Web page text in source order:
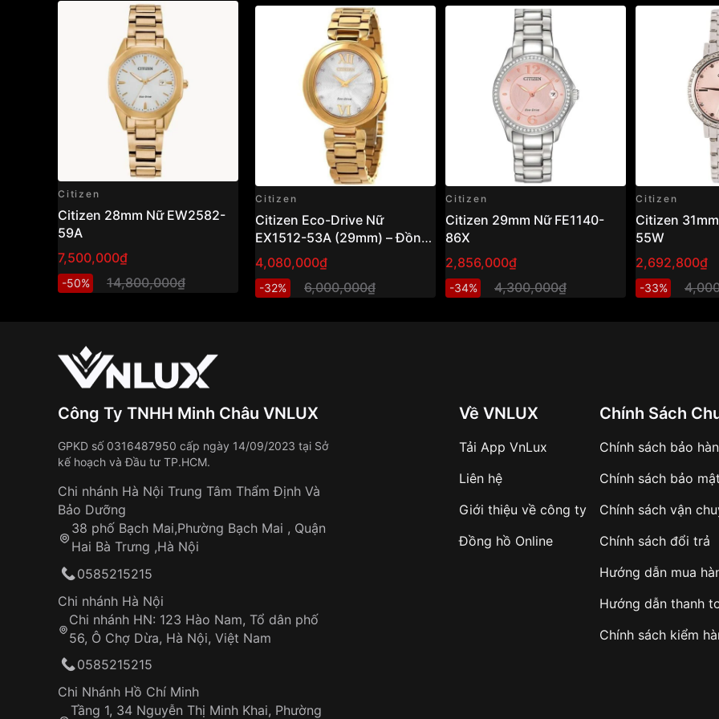
Citizen
Citizen 28mm Nữ EW2582-
59A
7,500,000₫
-50% 14,800,000₫
Citizen
Citizen Eco-Drive Nữ
EX1512-53A (29mm) – Đồng
hồ nữ năng lượng ánh sáng,
thiết kế thanh lịch hiện đại
4,080,000₫
-32% 6,000,000₫
Citizen
Citizen 29mm Nữ FE1140-
86X
2,856,000₫
-34% 4,300,000₫
Citizen
Citizen
55W
2,692,800₫
-33%
Công Ty TNHH Minh Châu VNLUX
GPKD số 0316487950 cấp ngày 14/09/2023 tại Sở
kế hoạch và Đầu tư TP.HCM.
Chi nhánh Hà Nội Trung Tâm Thẩm Định Và
Bảo Dưỡng
38 phố Bạch Mai,Phường Bạch Mai , Quận
Hai Bà Trưng ,Hà Nội
0585215215
Chi nhánh Hà Nội
Chi nhánh HN: 123 Hào Nam, Tổ dân phố
56, Ô Chợ Dừa, Hà Nội, Việt Nam
0585215215
Chi Nhánh Hồ Chí Minh
Tầng 1, 34 Nguyễn Thị Minh Khai, Phường
Về VNLUX
Tải App VnLux
Liên hệ
Giới thiệu về công ty
Đồng hồ Online
Chính Sách
Chính sách bảo
Chính sách bảo mật
Chính sách vận
Chính sách đổi trả
Hướng dẫn mua
Hướng dẫn thanh
Chính sách kiểm